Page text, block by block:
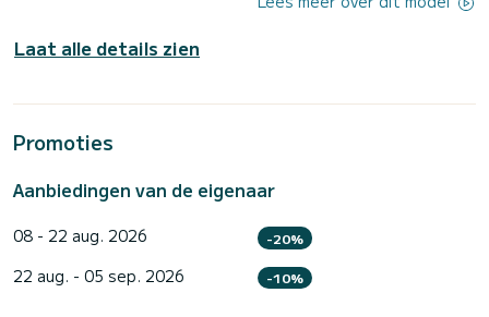
Laat alle details zien
Promoties
Aanbiedingen van de eigenaar
08 - 22 aug. 2026 -20%
22 aug. - 05 sep. 2026 -10%